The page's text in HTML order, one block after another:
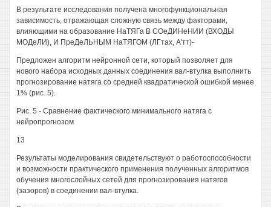
В результате исследования получена многофункциональная
зависимость, отражающая сложную связь между факторами,
влияющими на образование НаТЯГа В СОеДИНеНИИ (ВХОДЫ
МОДеЛИ), И ПреДеЛЬНЫМ НаТЯГОМ (ЛГтах, А'тт)-
Предложен алгоритм нейронной сети, который позволяет для
нового набора исходных данных соединения вал-втулка выполнить
прогнозирование натяга со средней квадратической ошибкой менее
1% (рис. 5).
Рис. 5 - Сравнение фактического минимального натяга с
нейропрогнозом
13
Результаты моделирования свидетельствуют о работоспособности
и возможности практического применения полученных алгоритмов
обучения многослойных сетей для прогнозирования натягов
(зазоров) в соединении вал-втулка.